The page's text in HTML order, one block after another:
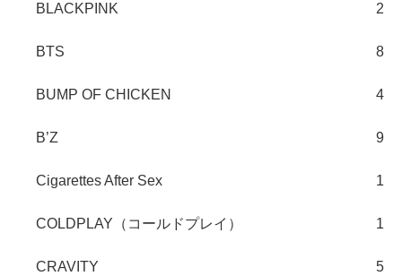
BLACKPINK 2
BTS 8
BUMP OF CHICKEN 4
B’Z 9
Cigarettes After Sex 1
COLDPLAY（コールドプレイ） 1
CRAVITY 5